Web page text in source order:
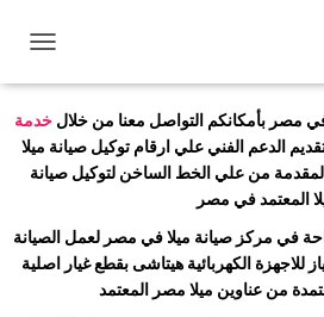
ب
ي
ل
ا
ن
ق
مصر بأمكانكم التواصل معنا من خلال خدمة
الدعم الفني علي ارقام توكيل صيانة ميلا
من علي الخط الساخن لتوكيل صيانة
المعتمد في مصر
في مركز صيانة ميلافي مصر لعمل الصيانة
للاجهزة الكهربائية هيتاشى بقطع غيار اصلية
من عناوين ميلا مصر المعتمد